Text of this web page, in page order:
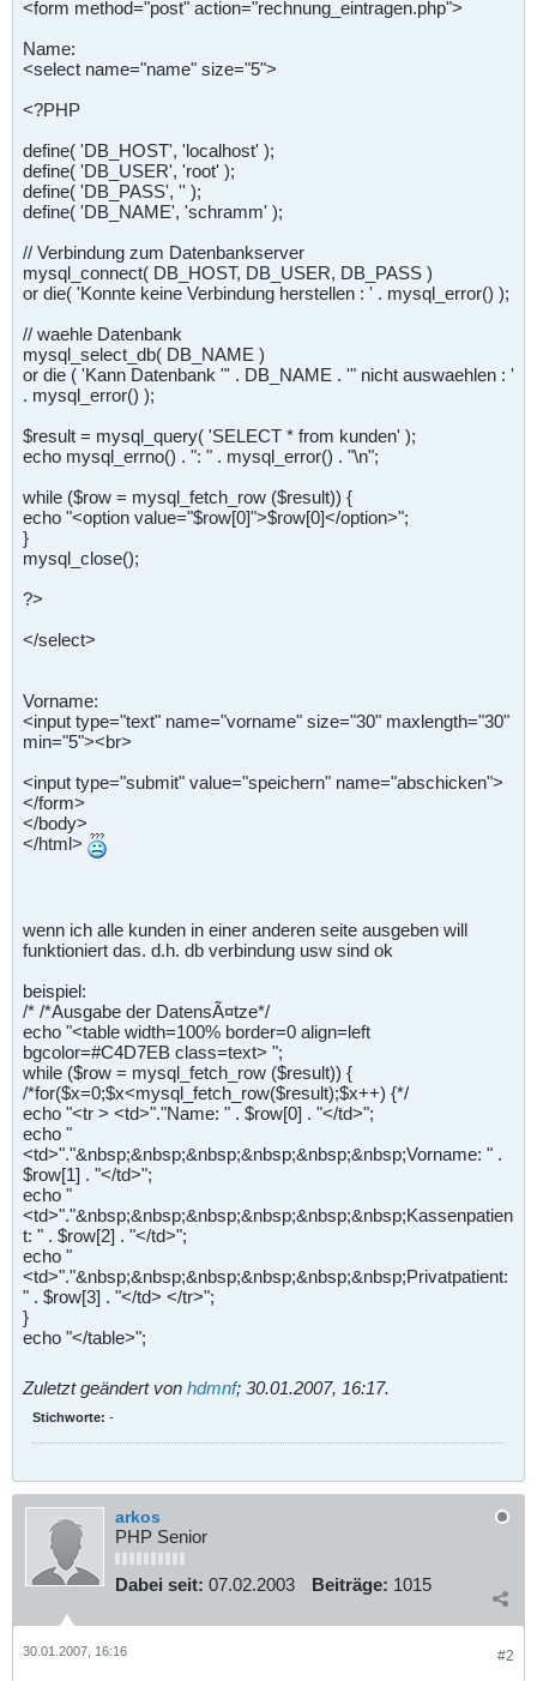
<form method="post" action="rechnung_eintragen.php">
Name:
<select name="name" size="5">
<?PHP
define( 'DB_HOST', 'localhost' );
define( 'DB_USER', 'root' );
define( 'DB_PASS', '' );
define( 'DB_NAME', 'schramm' );
// Verbindung zum Datenbankserver
mysql_connect( DB_HOST, DB_USER, DB_PASS )
or die( 'Konnte keine Verbindung herstellen : ' . mysql_error() );
// waehle Datenbank
mysql_select_db( DB_NAME )
or die ( 'Kann Datenbank "' . DB_NAME . '" nicht auswaehlen : '
. mysql_error() );
$result = mysql_query( 'SELECT * from kunden' );
echo mysql_errno() . ": " . mysql_error() . "\n";
while ($row = mysql_fetch_row ($result)) {
echo "<option value="$row[0]">$row[0]</option>";
}
mysql_close();
?>
</select>
Vorname:
<input type="text" name="vorname" size="30" maxlength="30"
min="5"><br>
<input type="submit" value="speichern" name="abschicken">
</form>
</body>
</html>
wenn ich alle kunden in einer anderen seite ausgeben will
funktioniert das. d.h. db verbindung usw sind ok
beispiel:
/* /*Ausgabe der DatensÃ¤tze*/
echo "<table width=100% border=0 align=left
bgcolor=#C4D7EB class=text> ";
while ($row = mysql_fetch_row ($result)) {
/*for($x=0;$x<mysql_fetch_row($result);$x++) {*/
echo "<tr > <td>"."Name: " . $row[0] . "</td>";
echo "
<td>"."&nbsp;&nbsp;&nbsp;&nbsp;&nbsp;&nbsp;Vorname: " .
$row[1] . "</td>";
echo "
<td>"."&nbsp;&nbsp;&nbsp;&nbsp;&nbsp;&nbsp;Kassenpatien
t: " . $row[2] . "</td>";
echo "
<td>"."&nbsp;&nbsp;&nbsp;&nbsp;&nbsp;&nbsp;Privatpatient:
" . $row[3] . "</td> </tr>";
}
echo "</table>";
Zuletzt geändert von hdmnf; 30.01.2007, 16:17.
Stichworte: -
arkos
PHP Senior
Dabei seit: 07.02.2003 Beiträge: 1015
#2
30.01.2007, 16:16